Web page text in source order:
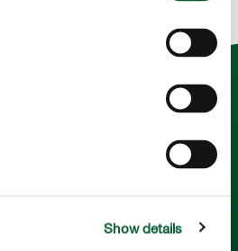
Show details
de vida mais natural.